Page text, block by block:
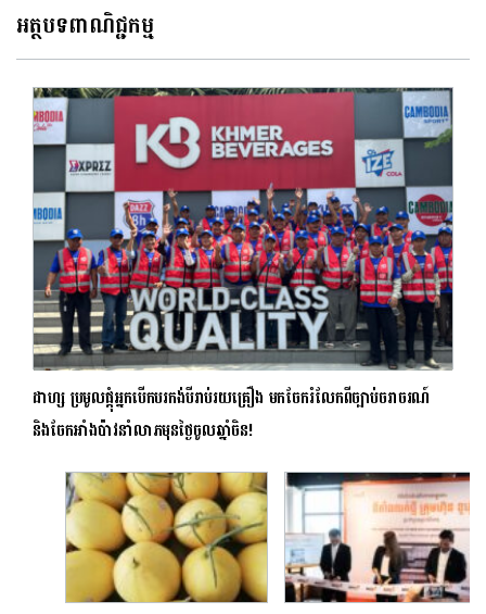
អត្ថបទពាណិជ្ជកម្ម
ដាហ្ស ប្រមូលផ្តុំអ្នកបើកបរកង់បីរាប់រយគ្រឿង មកចែករំលែកពីច្បាប់ចរាចរណ៍
និងចែកអាំងប៉ាវនាំលាភមុនថ្ងៃចូលឆ្នាំចិន!